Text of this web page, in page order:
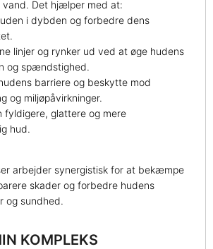
Det hjælper med at:
i dybden og forbedre dens
linjer og rynker ud ved at øge hudens
og spændstighed.
barriere og beskytte mod
og miljøpåvirkninger.
fyldigere, glattere og mere
hud.
arbejder synergistisk for at bekæmpe
skader og forbedre hudens
og sundhed.
KOMPLEKS